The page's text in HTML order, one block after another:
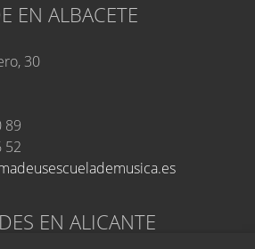
EN ALBACETE
30
89
52
EN ALICANTE